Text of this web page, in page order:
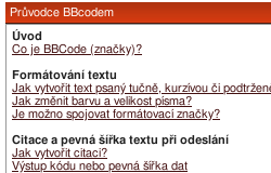
Průvodce BBcodem
Úvod
Co je BBCode (značky)?
Formátování textu
Jak vytvořit text psaný tučně, kurzívou či
Jak změnit barvu a velikost písma?
Je možno spojovat formátovací značky?
Citace a pevná šířka textu při odeslání
Jak vytvořit citaci?
Výstup kódu nebo pevná šířka dat